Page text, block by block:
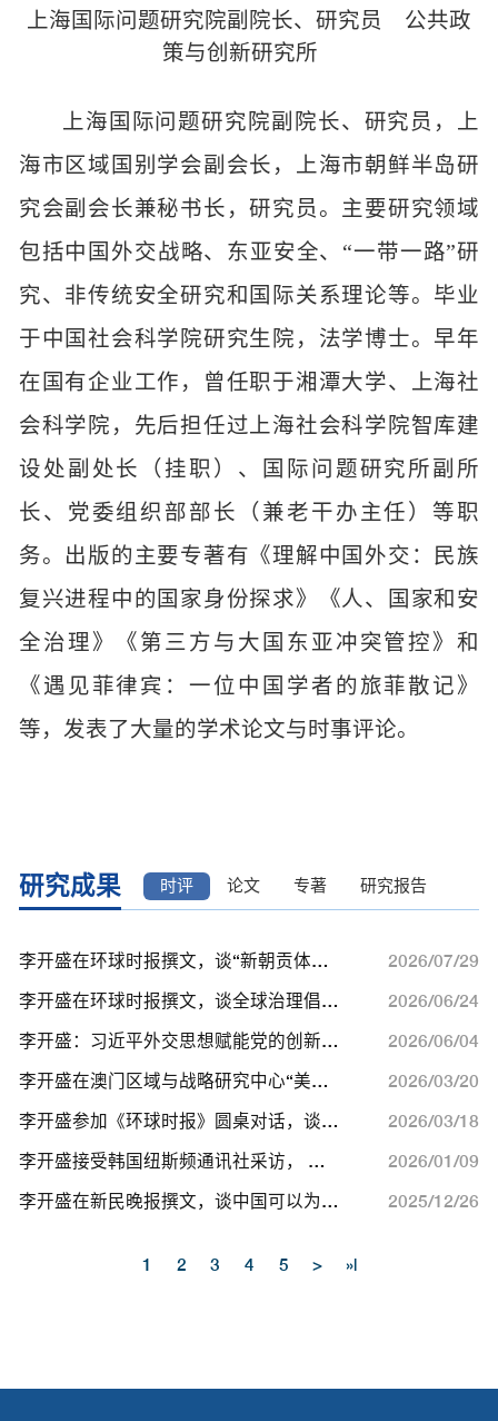
上海国际问题研究院副院长、研究员
公共政
策与创新研究所
上海国际问题研究院副院长、研究员，上
海市区域国别学会副会长，上海市朝鲜半岛研
究会副会长兼秘书长，研究员。主要研究领域
包括中国外交战略、东亚安全、“一带一路”研
究、非传统安全研究和国际关系理论等。毕业
于中国社会科学院研究生院，法学博士。早年
在国有企业工作，曾任职于湘潭大学、上海社
会科学院，先后担任过上海社会科学院智库建
设处副处长（挂职）、国际问题研究所副所
长、党委组织部部长（兼老干办主任）等职
务。出版的主要专著有《理解中国外交：民族
复兴进程中的国家身份探求》《人、国家和安
全治理》《第三方与大国东亚冲突管控》和
《遇见菲律宾：一位中国学者的旅菲散记》
等，发表了大量的学术论文与时事评论。
研究成果 时评 论文 专著 研究报告